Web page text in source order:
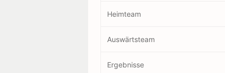
Heimteam
Auswärtsteam
Ergebnisse